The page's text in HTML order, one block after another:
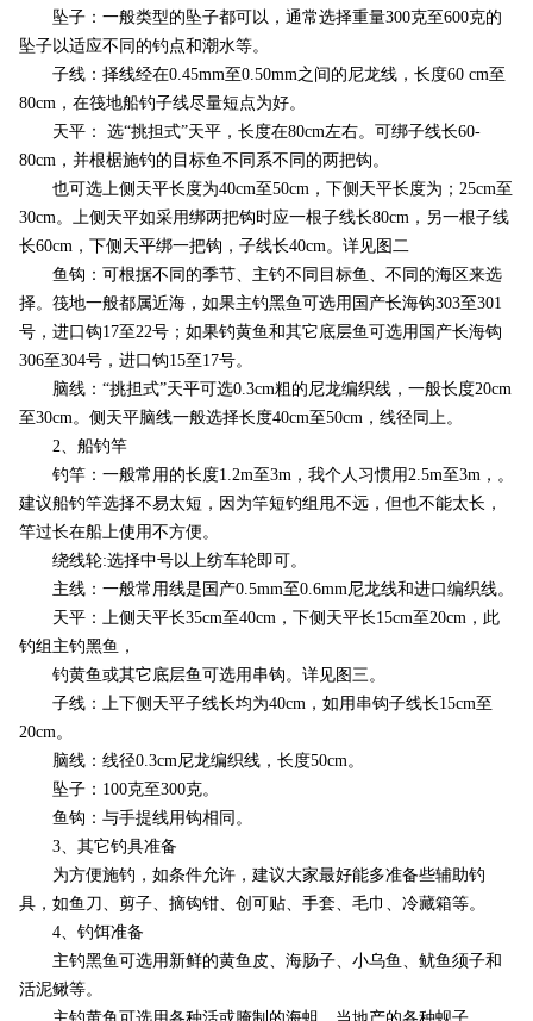
坠子：一般类型的坠子都可以，通常选择重量300克至600克的
坠子以适应不同的钓点和潮水等。
子线：择线经在0.45mm至0.50mm之间的尼龙线，长度60 cm至
80cm，在筏地船钓子线尽量短点为好。
天平： 选“挑担式”天平，长度在80cm左右。可绑子线长60-
80cm，并根椐施钓的目标鱼不同系不同的两把钩。
也可选上侧天平长度为40cm至50cm，下侧天平长度为；25cm至
30cm。上侧天平如采用绑两把钩时应一根子线长80cm，另一根子线
长60cm，下侧天平绑一把钩，子线长40cm。详见图二
鱼钩：可根据不同的季节、主钓不同目标鱼、不同的海区来选
择。筏地一般都属近海，如果主钓黑鱼可选用国产长海钩303至301
号，进口钩17至22号；如果钓黄鱼和其它底层鱼可选用国产长海钩
306至304号，进口钩15至17号。
脑线：“挑担式”天平可选0.3cm粗的尼龙编织线，一般长度20cm
至30cm。侧天平脑线一般选择长度40cm至50cm，线径同上。
2、船钓竿
钓竿：一般常用的长度1.2m至3m，我个人习惯用2.5m至3m，。
建议船钓竿选择不易太短，因为竿短钓组甩不远，但也不能太长，
竿过长在船上使用不方便。
绕线轮:选择中号以上纺车轮即可。
主线：一般常用线是国产0.5mm至0.6mm尼龙线和进口编织线。
天平：上侧天平长35cm至40cm，下侧天平长15cm至20cm，此
钓组主钓黑鱼，
钓黄鱼或其它底层鱼可选用串钩。详见图三。
子线：上下侧天平子线长均为40cm，如用串钩子线长15cm至
20cm。
脑线：线径0.3cm尼龙编织线，长度50cm。
坠子：100克至300克。
鱼钩：与手提线用钩相同。
3、其它钓具准备
为方便施钓，如条件允许，建议大家最好能多准备些辅助钓
具，如鱼刀、剪子、摘钩钳、创可贴、手套、毛巾、冷藏箱等。
4、钓饵准备
主钓黑鱼可选用新鲜的黄鱼皮、海肠子、小乌鱼、鱿鱼须子和
活泥鳅等。